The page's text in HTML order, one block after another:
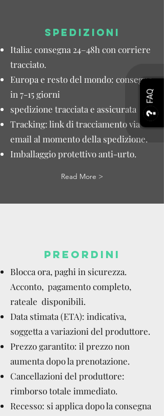
FAQ
SPEDIZIONI
Italia: consegna 24–48h con corriere
tracciato.
Europa e resto del mondo: consegna
in 7-15 giorni
spedizione tracciata e assicurata
Tracking: link di tracciamento via
email al momento della spedizione.
Imballaggio protettivo anti-urto.
Read More >
PREORDINI
Blocca ora, paghi in sicurezza.
Acconto, pagamento completo,
rateale disponibili.
Data stimata (ETA): indicativa,
soggetta a variazioni del produttore.
Prezzo garantito: il prezzo non
aumenta dopo la prenotazione.
Cancellazioni del produttore:
rimborso totale immediato.
Recesso: si applica dopo la consegna